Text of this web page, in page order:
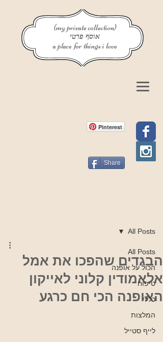
{my private collection}
אוסף פרטי
a place for things i love
Pinterest
Share
All Posts
הכול על אופנה
טיפוח
כללי
המלצות
לייף סטייל
All Posts
הבגדים שהפכו את אמל
אלאמודין קלוני לאייקון
האופנה הכי חם כרגע